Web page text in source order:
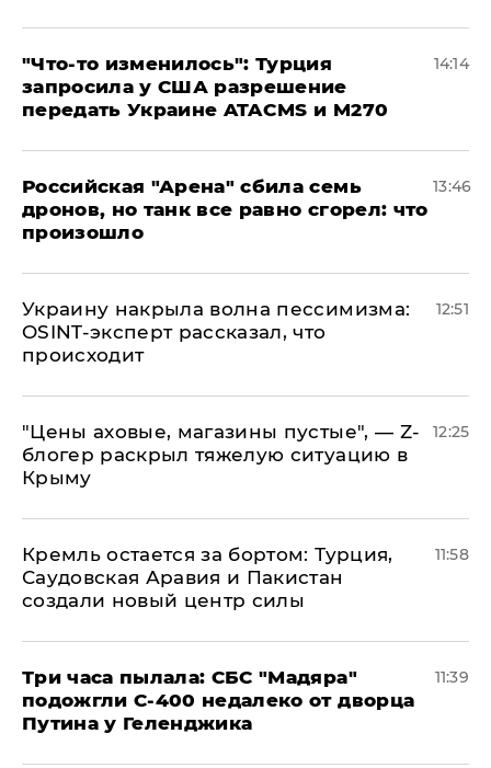
​"Что-то изменилось": Турция
запросила у США разрешение
передать Украине ATACMS и M270
14:14
​Российская "Арена" сбила семь
дронов, но танк все равно сгорел: что
произошло
13:46
​Украину накрыла волна пессимизма:
OSINT-эксперт рассказал, что
происходит
12:51
​"Цены аховые, магазины пустые", — Z-
блогер раскрыл тяжелую ситуацию в
Крыму
12:25
​Кремль остается за бортом: Турция,
Саудовская Аравия и Пакистан
создали новый центр силы
11:58
Три часа пылала: СБС "Мадяра"
подожгли С-400 недалеко от дворца
Путина у Геленджика
11:39